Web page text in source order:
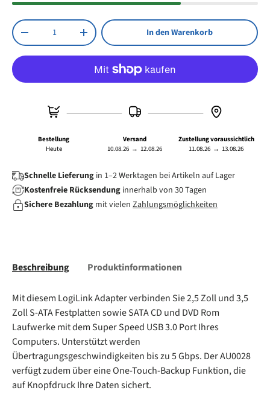
Anzahl
Menge verringernMenge erhöhen In den Warenkorb
Bestellung
Heute
Versand
10.08.26 → 12.08.26
Zustellung voraussichtlich
11.08.26 → 13.08.26
Schnelle Lieferung in 1–2 Werktagen bei Artikeln auf Lager
Kostenfreie Rücksendung innerhalb von 30 Tagen
Sichere Bezahlung mit vielen Zahlungsmöglichkeiten
Beschreibung Produktinformationen
Mit diesem LogiLink Adapter verbinden Sie 2,5 Zoll und 3,5
Zoll S-ATA Festplatten sowie SATA CD und DVD Rom
Laufwerke mit dem Super Speed USB 3.0 Port Ihres
Computers. Unterstützt werden
Übertragungsgeschwindigkeiten bis zu 5 Gbps. Der AU0028
verfügt zudem über eine One-Touch-Backup Funktion, die
auf Knopfdruck Ihre Daten sichert.